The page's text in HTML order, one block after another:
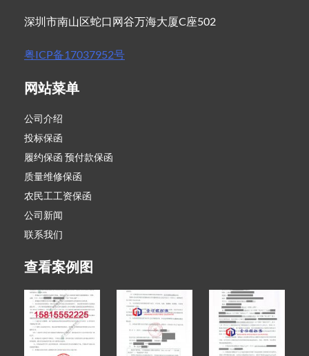
深圳市南山区蛇口网谷万海大厦C座502
粤ICP备17037952号
网站菜单
公司介绍
投标保函
履约保函 预付款保函
质量维修保函
农民工工资保函
公司新闻
联系我们
查看案例图